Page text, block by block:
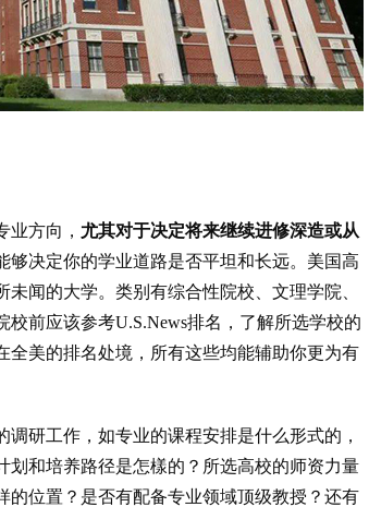
业方向， 尤其对于决定将来继续进修深造或从
够决定你的学业道路是否平坦和长远。美国高
闻的大学。类别有综合性院校、文理学院、
前应该参考U.S.News排名，了解所选学校的
美的排名处境，所有这些均能辅助你更为有
研工作，如专业的课程安排是什么形式的，
和培养路径是怎樣的？所选高校的师资力量
的位置？是否有配备专业领域顶级教授？还有